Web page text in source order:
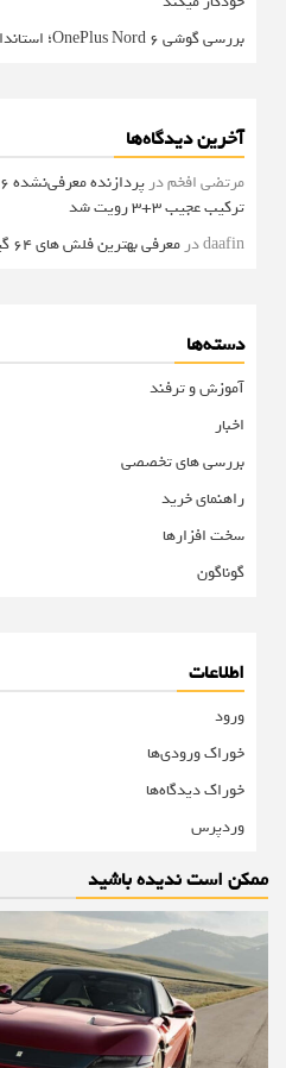
بررسی گوشی OnePlus Nord 6؛ استاندارد خیلی بالا!
آخرین دیدگاه‌ها
مرتضی افخمدر
ترکیب عجیب 3+3 رویت شد
daafinدر معرفی بهترین فلش های 64 گیگابایت با سرعت بالا
دسته‌ها
آموزش و ترفند
اخبار
بررسی های تخصصی
راهنمای خرید
سخت افزارها
گوناگون
اطلاعات
ورود
خوراک ورودی‌ها
خوراک دیدگاه‌ها
وردپرس
ممکن است ندیده باشید